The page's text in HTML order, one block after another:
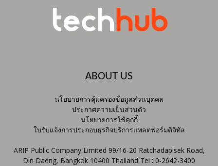
ABOUT US
นโยบายการคุ้มครองข้อมูลส่วนบุคคล
ประกาศความเป็นส่วนตัว
นโยบายการใช้คุกกี้
ใบรับแจ้งการประกอบธุรกิจบริการแพลตฟอร์มดิจิทัล
ARIP Public Company Limited 99/16-20 Ratchadapisek Road,
Din Daeng, Bangkok 10400 Thailand Tel : 0-2642-3400